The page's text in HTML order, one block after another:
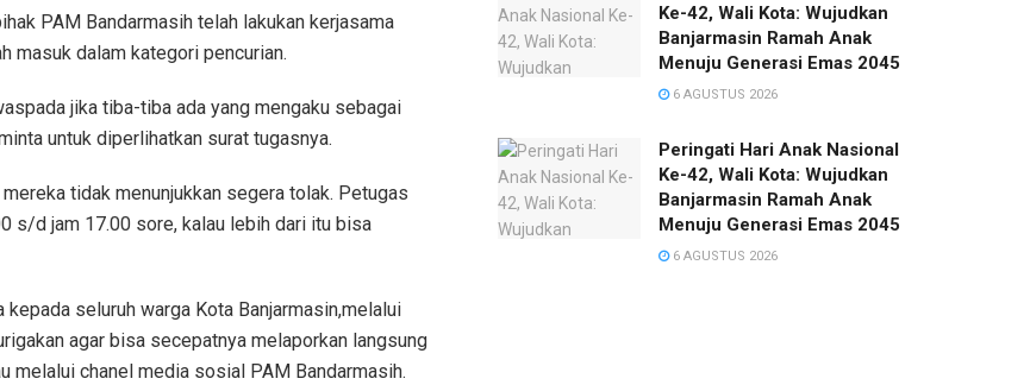
PAM Bandarmasih telah lakukan kerjasama
masuk dalam kategori pencurian.
jika tiba-tiba ada yang mengaku sebagai
untuk diperlihatkan surat tugasnya.
tidak menunjukkan segera tolak. Petugas
s/d jam 17.00 sore, kalau lebih dari itu bisa
seluruh warga Kota Banjarmasin,melalui
agar bisa secepatnya melaporkan langsung
melalui chanel media sosial PAM Bandarmasih.
Ke-42, Wali Kota: Wujudkan
Banjarmasin Ramah Anak
Menuju Generasi Emas 2045
6 AGUSTUS 2026
Peringati Hari Anak Nasional
Ke-42, Wali Kota: Wujudkan
Banjarmasin Ramah Anak
Menuju Generasi Emas 2045
6 AGUSTUS 2026